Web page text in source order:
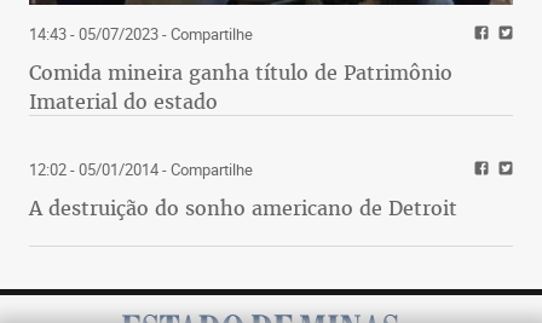
14:43 - 05/07/2023- Compartilhe
Comida mineira ganha título de Patrimônio
Imaterial do estado
12:02 - 05/01/2014- Compartilhe
A destruição do sonho americano de Detroit